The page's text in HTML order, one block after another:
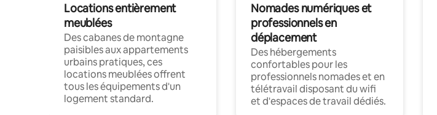
Locations entièrement
meublées
Des cabanes de montagne
paisibles aux appartements
urbains pratiques, ces
locations meublées offrent
tous les équipements d'un
logement standard.
Nomades numériques et
professionnels en
déplacement
Des hébergements
confortables pour les
professionnels nomades et en
télétravail disposant du wifi
et d'espaces de travail dédiés.